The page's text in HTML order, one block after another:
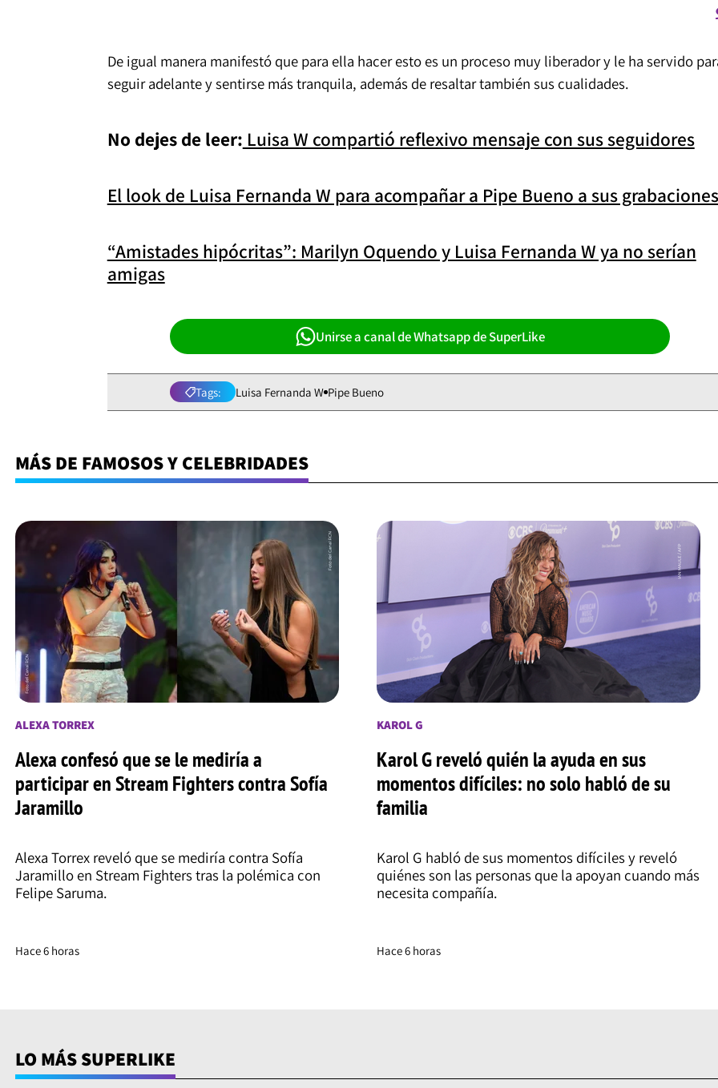
De igual manera manifestó que para ella hacer esto es un proceso muy liberador y le ha servido
seguir adelante y sentirse más tranquila, además de resaltar también sus cualidades.
No dejes de leer: Luisa W compartió reflexivo mensaje con sus seguidores
El look de Luisa Fernanda W para acompañar a Pipe Bueno a sus grabaciones
“Amistades hipócritas”: Marilyn Oquendo y Luisa Fernanda W ya no serían
amigas
Unirse a canal de Whatsapp de SuperLike
Tags: Luisa Fernanda W Pipe Bueno
MÁS DE FAMOSOS Y CELEBRIDADES
ALEXA TORREX
Alexa confesó que se le mediría a
participar en Stream Fighters contra Sofía
Jaramillo
Alexa Torrex reveló que se mediría contra Sofía
Jaramillo en Stream Fighters tras la polémica con
Felipe Saruma.
Hace 6 horas
KAROL G
Karol G reveló quién la ayuda en sus
momentos difíciles: no solo habló de su
familia
Karol G habló de sus momentos difíciles y reveló
quiénes son las personas que la apoyan cuando más
necesita compañía.
Hace 6 horas
LO MÁS SUPERLIKE